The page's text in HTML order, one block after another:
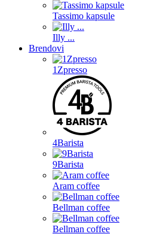
Tassimo kapsule
Illy ...
Brendovi
1Zpresso
4Barista
9Barista
Aram coffee
Bellman coffee
Bellman coffee